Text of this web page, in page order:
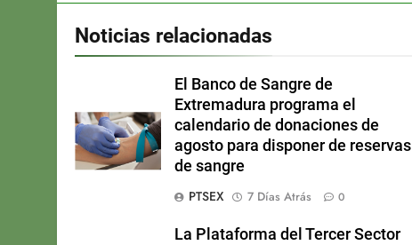
Noticias relacionadas
El Banco de Sangre de
Extremadura programa el
calendario de donaciones de
agosto para disponer de reservas
de sangre
PTSEX
7 Días Atrás 0
La Plataforma del Tercer Sector